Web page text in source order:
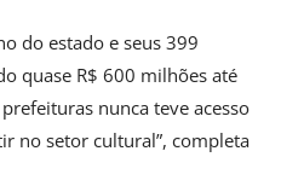
do estado e seus 399
quase R$ 600 milhões até
nunca teve acesso
no setor cultural”, completa